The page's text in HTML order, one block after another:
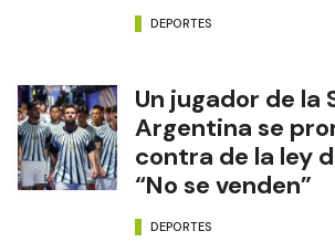
DEPORTES
Un jugador de la
Argentina se
contra de la ley
“No se venden”
DEPORTES